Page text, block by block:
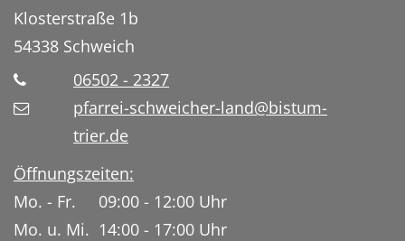
Klosterstraße 1b
54338 Schweich
06502 - 2327
pfarrei-schweicher-land@bistum-
trier.de
Öffnungszeiten:
Mo. - Fr. 09:00 - 12:00 Uhr
Mo. u. Mi. 14:00 - 17:00 Uhr